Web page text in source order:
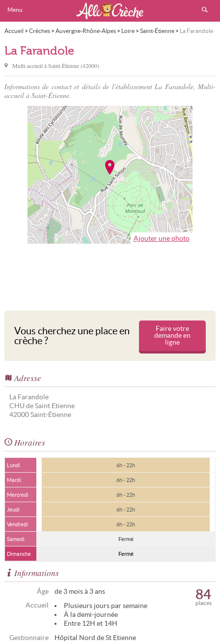
Menu
Accueil > Crèches> Auvergne-Rhône-Alpes> Loire> Saint-Étienne> La Farandole
La Farandole
Multi-accueil àSaint-Étienne(42000)
Informations de contact et détails de l'établissement La Farandole, Multi-
accueil à Saint-Étienne.
Ajouter une photo
Vous cherchez une place en
crèche ?
Faire votre
demande en
ligne
Adresse
La Farandole
CHU de Saint Etienne
42000 Saint-Étienne
Horaires
Lundi 6h - 22h
Mardi 6h - 22h
Mercredi 6h - 22h
Jeudi 6h - 22h
Vendredi 6h - 22h
Samedi Fermé
Dimanche Fermé
Informations
Âge
de 3 mois à 3 ans
Accueil
Plusieurs jours par semaine
À la demi-journée
Entre 12H et 14H
Gestionnaire
Hôpital Nord de St Etienne
places
84